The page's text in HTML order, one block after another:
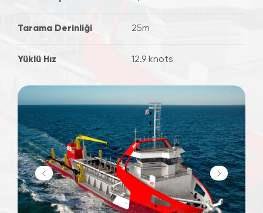
Tarama Derinliği 25m
Yüklü Hız 12.9 knots